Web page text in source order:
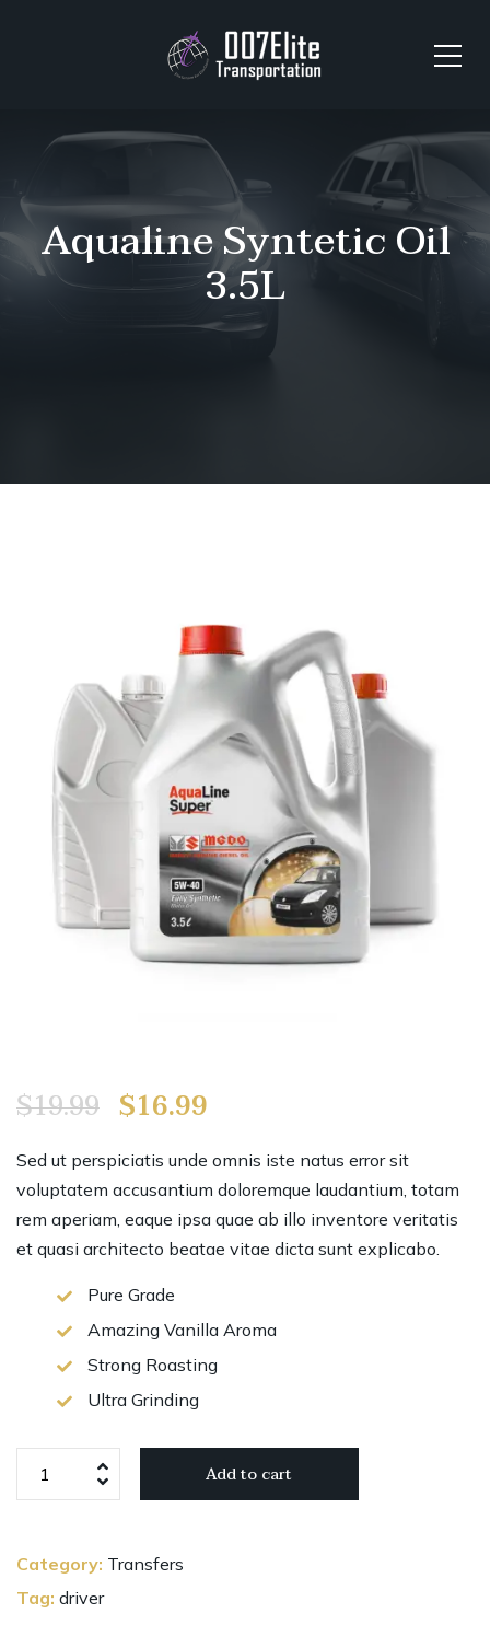
Aqualine Syntetic Oil
3.5L
$19.99 $16.99
Sed ut perspiciatis unde omnis iste natus error sit
voluptatem accusantium doloremque laudantium, totam
rem aperiam, eaque ipsa quae ab illo inventore veritatis
et quasi architecto beatae vitae dicta sunt explicabo.
Pure Grade
Amazing Vanilla Aroma
Strong Roasting
Ultra Grinding
quantity
Add to cart
Category: Transfers
Tag: driver